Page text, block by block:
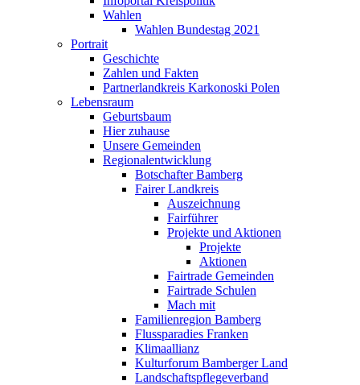
Wahlen
Wahlen Bundestag 2021
Portrait
Geschichte
Zahlen und Fakten
Partnerlandkreis Karkonoski Polen
Lebensraum
Geburtsbaum
Hier zuhause
Unsere Gemeinden
Regionalentwicklung
Botschafter Bamberg
Fairer Landkreis
Auszeichnung
Fairführer
Projekte und Aktionen
Projekte
Aktionen
Fairtrade Gemeinden
Fairtrade Schulen
Mach mit
Familienregion Bamberg
Flussparadies Franken
Klimaallianz
Kulturforum Bamberger Land
Landschaftspflegeverband